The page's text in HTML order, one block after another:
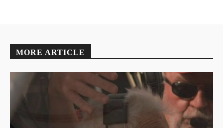
MORE ARTICLE